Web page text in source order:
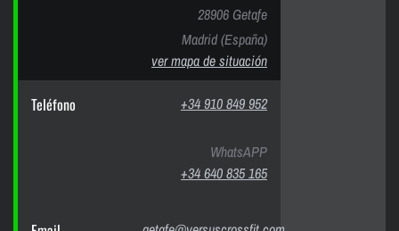
28906 Getafe
Madrid (España)
ver mapa de situación
Teléfono +34 910 849 952
WhatsAPP
+34 640 835 165